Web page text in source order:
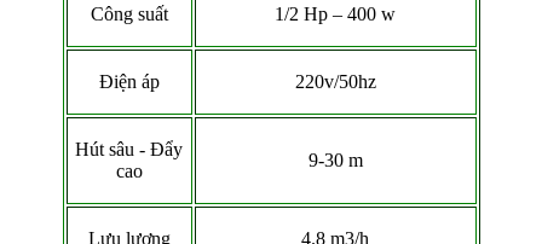
Công suất 1/2 Hp – 400 w
Điện áp 220v/50hz
Hút sâu - Đẩy
cao
9-30 m
Lưu lượng 4.8 m3/h